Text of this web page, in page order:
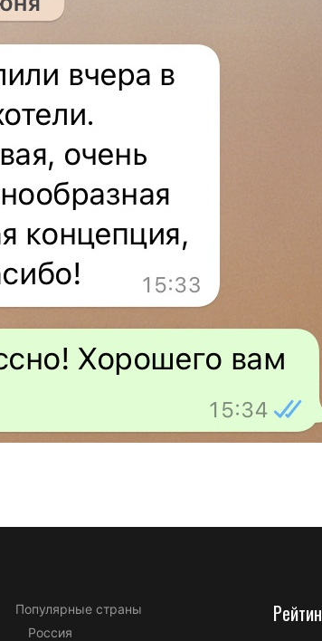
Популярные страны
Россия